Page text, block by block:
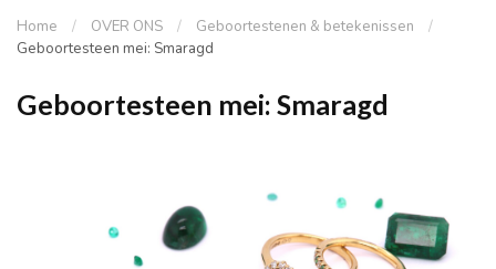
Home / OVER ONS / Geboortestenen & betekenissen
/
Geboortesteen mei: Smaragd
Geboortesteen mei: Smaragd